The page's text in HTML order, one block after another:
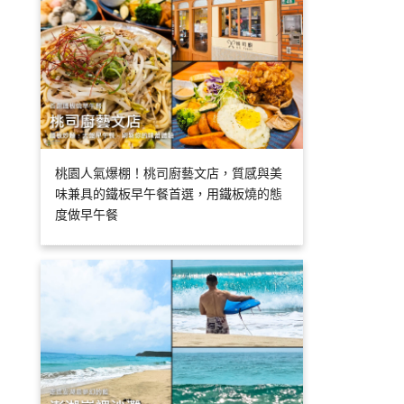
桃園人氣爆棚！桃司廚藝文店，質感與美
味兼具的鐵板早午餐首選，用鐵板燒的態
度做早午餐